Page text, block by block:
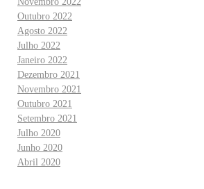
Outubro 2022
Agosto 2022
Julho 2022
Janeiro 2022
Dezembro 2021
Novembro 2021
Outubro 2021
Setembro 2021
Julho 2020
Junho 2020
Abril 2020